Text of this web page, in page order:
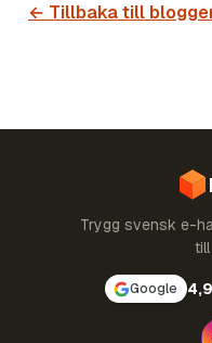
← Tillbaka till
Trygg svensk e-
Google 4,9